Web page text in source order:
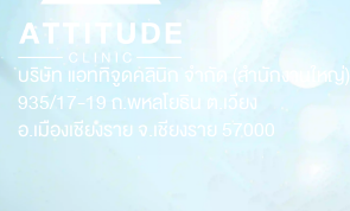
บริษัท แอททิจูดคลินิก จำกัด (สำนักงานใหญ่)
935/17-19 ถ.พหลโยธิน ต.เวียง
อ.เมืองเชียงราย จ.เชียงราย 57000